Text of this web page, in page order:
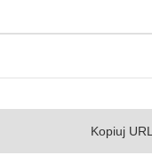
Kopiuj